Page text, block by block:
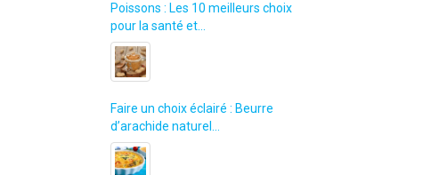
Poissons : Les 10 meilleurs choix
pour la santé et…
Faire un choix éclairé : Beurre
d’arachide naturel…